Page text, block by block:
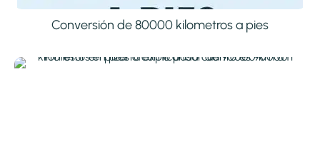
Conversión de 80000 kilometros a pies